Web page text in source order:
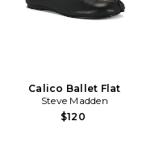
Calico Ballet Flat
Steve Madden
$120